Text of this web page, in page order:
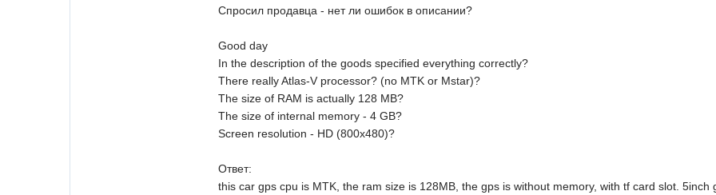
Спросил продавца - нет ли ошибок в описании?
Good day
In the description of the goods specified everything correctly?
There really Atlas-V processor? (no MTK or Mstar)?
The size of RAM is actually 128 MB?
The size of internal memory - 4 GB?
Screen resolution - HD (800x480)?
Ответ:
this car gps cpu is MTK, the ram size is 128MB, the gps is without memory, with tf card slot. 5inch